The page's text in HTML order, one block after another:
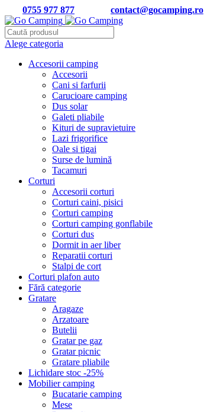
0755 977 877 contact@gocamping.ro
Alege categoria
Accesorii camping
Accesorii
Cani si farfurii
Carucioare camping
Dus solar
Galeti pliabile
Kituri de supravietuire
Lazi frigorifice
Oale si tigai
Surse de lumină
Tacamuri
Corturi
Accesorii corturi
Corturi caini, pisici
Corturi camping
Corturi camping gonflabile
Corturi dus
Dormit in aer liber
Reparatii corturi
Stalpi de cort
Corturi plafon auto
Fără categorie
Gratare
Aragaze
Arzatoare
Butelii
Gratar pe gaz
Gratar picnic
Gratare pliabile
Lichidare stoc -25%
Mobilier camping
Bucatarie camping
Mese